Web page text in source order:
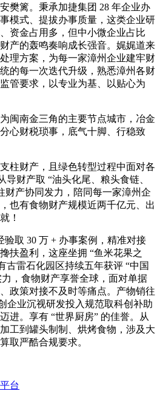
樊篱。秉承加捷集团 28 年企业办
模式、提拔办事质量，这类企业研
资金占用多，但中小微企业占比
产的轰鸣奏响成长强音。娓娓道来
理方案，为每一家漳州企业建牢财
的每一次迭代升级，熟悉漳州各财
管要求，以专业为基、以贴心为
南金三角的主要节点城市，冶金
心财税琐事，底气十脚、行稳致
财产，且绿色转型过程中面对各
导财产取 “油头化尾、粮头食链、
财产协同发力，陪同每一家漳州企
也有食物财产规模近两千亿元、出
！
取 30 万 + 办事案例，精准对接
扶盈利，这座坐拥 “鱼米花果之
古雷石化园区持续五年获评 “中国
，食物财产享誉全球，面对单据
政策对接不及时等痛点。产物销往
企业沉视研发投入规范取科创补助
进。享有 “世界厨房” 的佳誉。从
工到罐头制制、烘烤食物，涉及大
取严酷合规要求。
台